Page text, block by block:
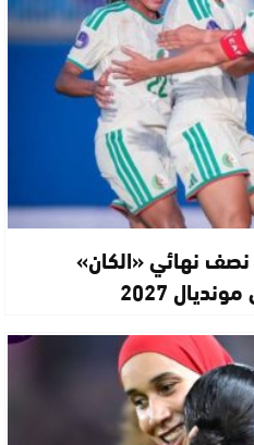
نصف نهائي «الكان»
2027